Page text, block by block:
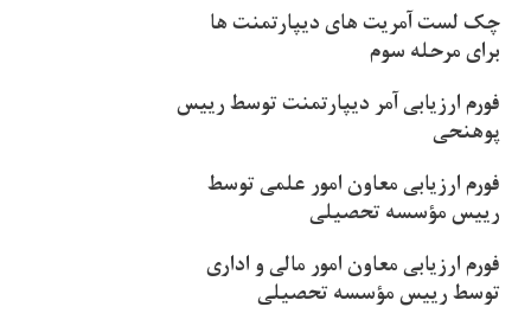
چک لست آمریت های دیپارتمنت ها
برای مرحله سوم
فورم ارزیابی آمر دیپارتمنت توسط رییس
پوهنحی
فورم ارزیابی معاون امور علمی توسط
رییس مؤسسه تحصیلی
فورم ارزیابی معاون امور مالی و اداری
توسط رییس مؤسسه تحصیلی